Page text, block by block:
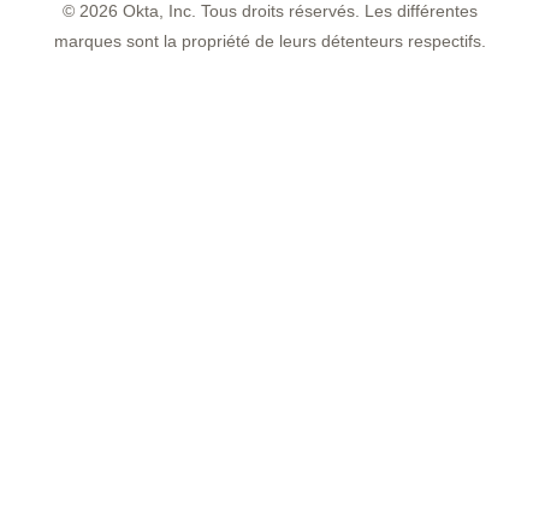
© 2026 Okta, Inc. Tous droits réservés. Les différentes
marques sont la propriété de leurs détenteurs respectifs.